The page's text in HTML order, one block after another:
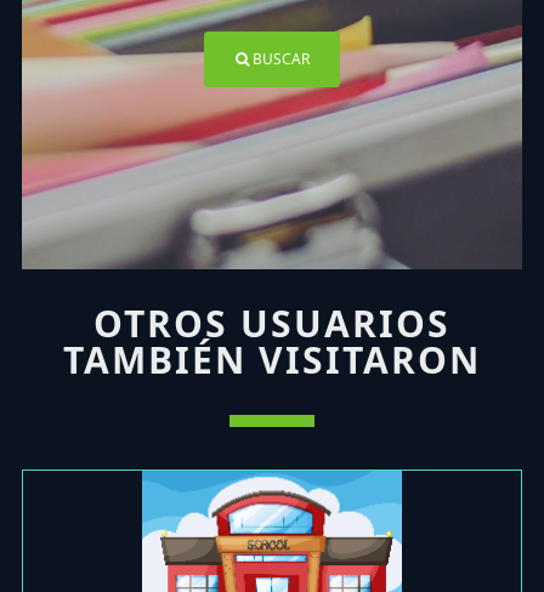
BUSCAR
OTROS USUARIOS
TAMBIÉN VISITARON